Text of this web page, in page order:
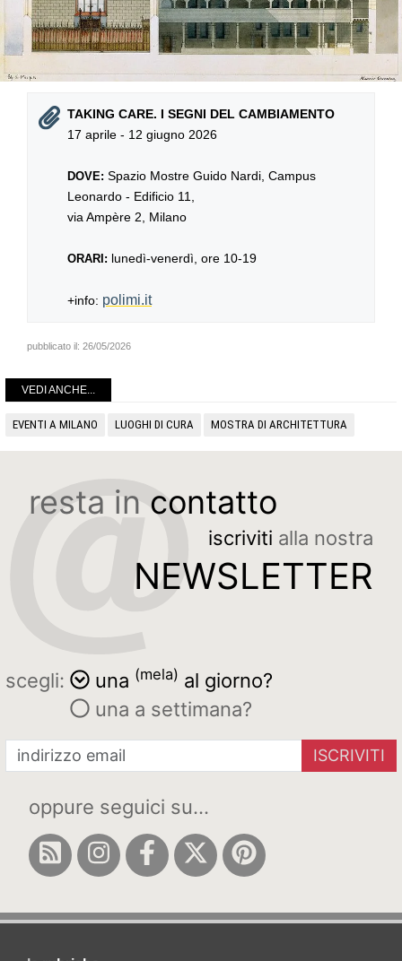
TAKING CARE. I SEGNI DEL CAMBIAMENTO
17 aprile - 12 giugno 2026
DOVE: Spazio Mostre Guido Nardi, Campus
Leonardo - Edificio 11,
via Ampère 2, Milano
ORARI: lunedì-venerdì, ore 10-19
+info: polimi.it
pubblicato il: 26/05/2026
VEDI ANCHE...
EVENTI A MILANO LUOGHI DI CURA MOSTRA DI ARCHITETTURA
resta in contatto
iscriviti alla nostra
NEWSLETTER
scegli: una (mela) al giorno?
una a settimana?
ISCRIVITI
oppure seguici su...